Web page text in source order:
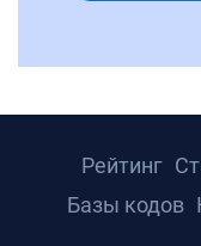
Рейтинг
Базы кодов